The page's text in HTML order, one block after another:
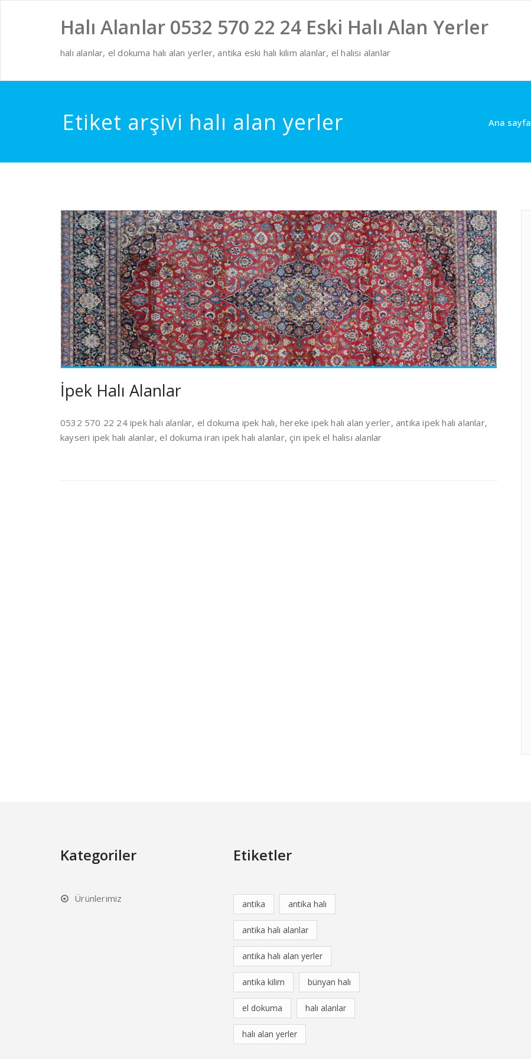
Halı Alanlar 0532 570 22 24 Eski Halı Alan Yerler
halı alanlar, el dokuma halı alan yerler, antika eski halı kilim alanlar, el halısı alanlar
Etiket arşivi halı alan yerler Ana sayfa
İpek Halı Alanlar
0532 570 22 24 ipek halı alanlar, el dokuma ipek halı, hereke ipek halı alan yerler, antika ipek halı alanlar,
kayseri ipek halı alanlar, el dokuma iran ipek halı alanlar, çin ipek el halısı alanlar
Kategoriler
Ürünlerimiz
Etiketler
antika antika halı
antika halı alanlar
antika halı alan yerler
antika kilim bünyan halı
el dokuma halı alanlar
halı alan yerler